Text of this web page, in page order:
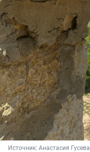
Источник: Анастасия Гусева